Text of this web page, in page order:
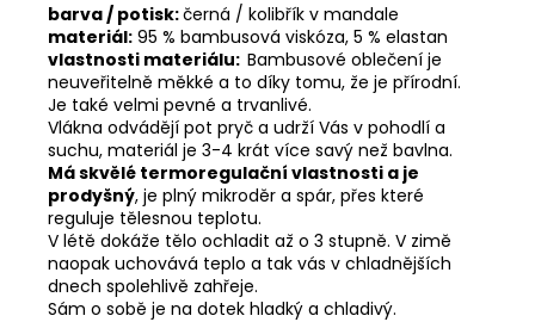
barva / potisk:černá / kolibřík v mandale
materiál: 95 % bambusová viskóza, 5 % elastan
vlastnosti materiálu: Bambusové oblečení je
neuveřitelně měkké a to díky tomu, že je přírodní.
Je také velmi pevné a trvanlivé.
Vlákna odvádějí pot pryč a udrží Vás v pohodlí a
suchu, materiál je 3-4 krát více savý než bavlna.
Má skvělé termoregulační vlastnosti a je
prodyšný, je plný mikroděr a spár, přes které
reguluje tělesnou teplotu.
V létě dokáže tělo ochladit až o 3 stupně. V zimě
naopak uchovává teplo a tak vás v chladnějších
dnech spolehlivě zahřeje.
Sám o sobě je na dotek hladký a chladivý.